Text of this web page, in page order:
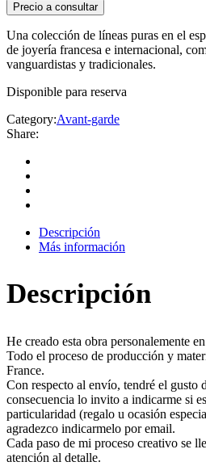
Precio a consultar
Una colección de líneas puras en el
de joyería francesa e internacional,
vanguardistas y tradicionales.
Disponible para reserva
Category:Avant-garde
Share:
Descripción
Más información
Descripción
He creado esta obra personalemente
Todo el proceso de producción y
France.
Con respecto al envío, tendré el gusto
consecuencia lo invito a indicarme si
particularidad (regalo u ocasión
agradezco indicarmelo por email.
Cada paso de mi proceso creativo se
atención al detalle.